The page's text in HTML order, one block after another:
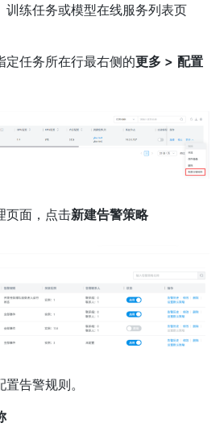
训练任务或模型在线服务列表页
定任务所在行最右侧的更多 > 配置
页面，点击新建告警策略
告警规则。